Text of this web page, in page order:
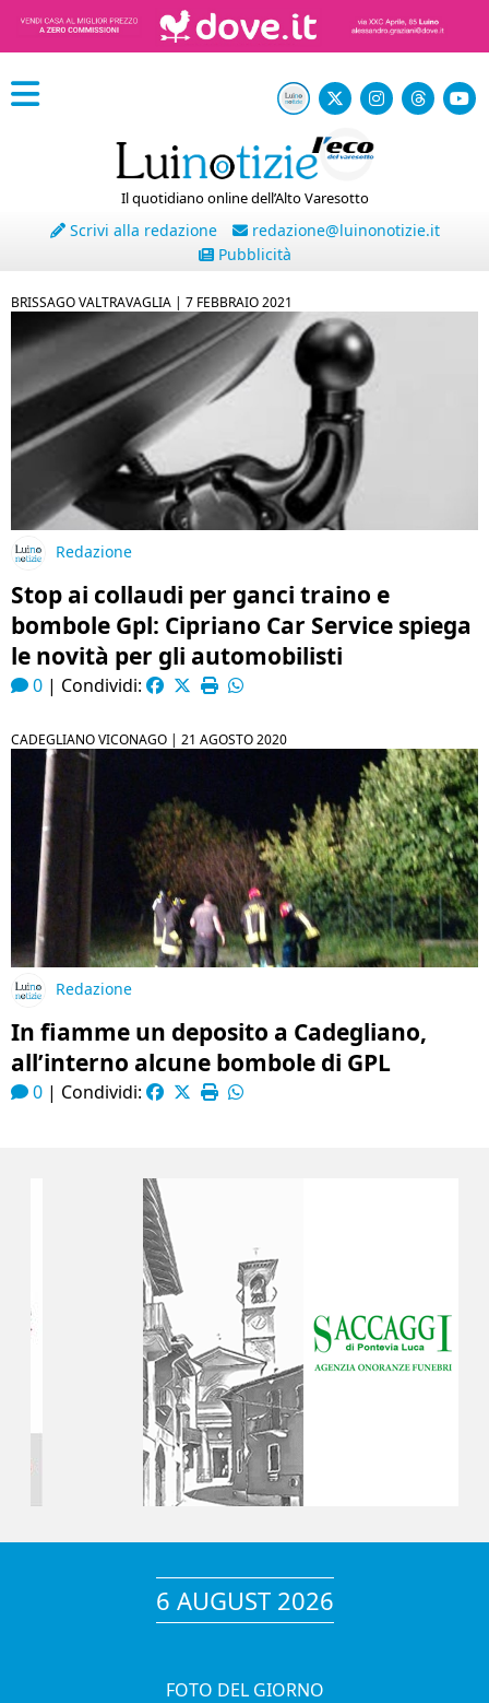
Il quotidiano online dell’Alto Varesotto
Scrivi alla redazione
redazione@luinonotizie.it
Pubblicità
BRISSAGO VALTRAVAGLIA | 7 FEBBRAIO 2021
Redazione
Stop ai collaudi per ganci traino e
bombole Gpl: Cipriano Car Service spiega
le novità per gli automobilisti
0 | Condividi:
CADEGLIANO VICONAGO | 21 AGOSTO 2020
Redazione
In fiamme un deposito a Cadegliano,
all’interno alcune bombole di GPL
0 | Condividi:
6 AUGUST 2026
FOTO DEL GIORNO